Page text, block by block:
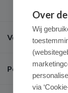
Veel gestelde
Populaire
Over
Wij
via